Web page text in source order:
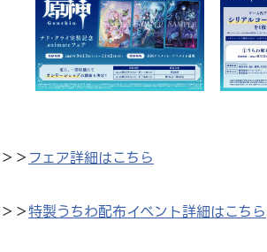
＞＞フェア詳細はこちら
＞＞特製うちわ配布イベント詳細はこちら